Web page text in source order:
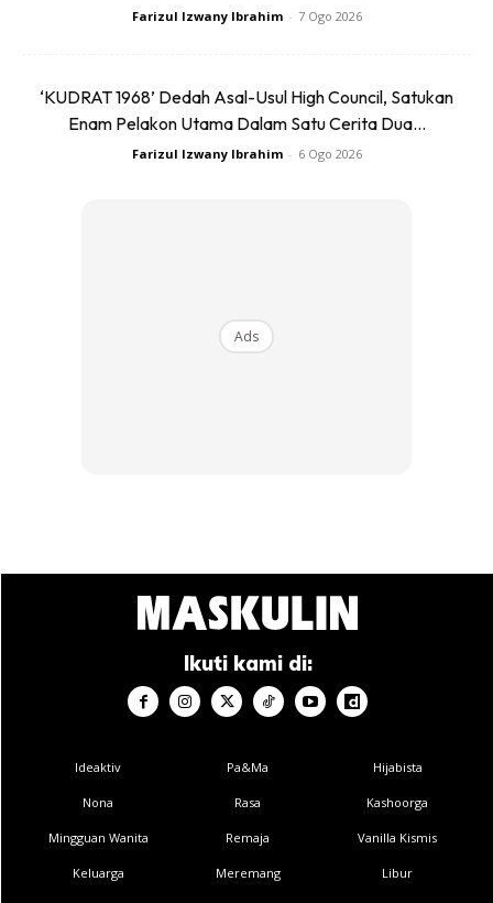
dicegah dengan baik.
Apa yang boleh dilakukan untuk melanjutkan jangka
hayat lelaki?
Farizul Izwany Ibrahim - 7 Ogo 2026
‘KUDRAT 1968’ Dedah Asal-Usul High Council, Satukan
Enam Pelakon Utama Dalam Satu Cerita Dua...
Farizul Izwany Ibrahim - 6 Ogo 2026
Ads
Ikuti kami di:
Ideaktiv
Nona
Mingguan Wanita
Keluarga
Pa&Ma
Rasa
Remaja
Meremang
Hijabista
Kashoorga
Vanilla Kismis
Libur